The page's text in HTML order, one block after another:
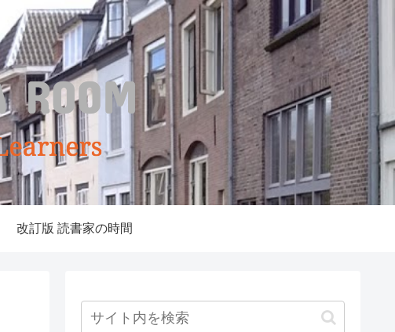
改訂版 読書家の時間